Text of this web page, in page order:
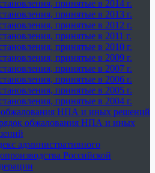
принятые в 2014 г.
принятые в 2013 г.
принятые в 2012 г.
принятые в 2011 г.
принятые в 2010 г.
принятые в 2009 г.
принятые в 2007 г.
принятые в 2006 г.
принятые в 2005 г.
принятые в 2004 г.
НПА и иных решений
обжалования НПА и иных
административного
Российской